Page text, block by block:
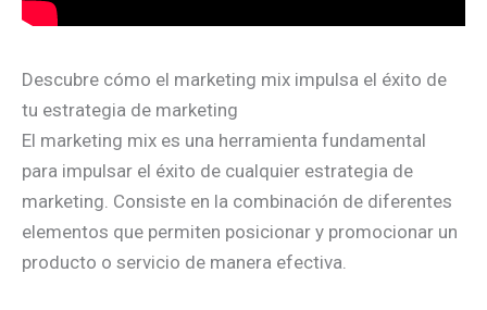
Descubre cómo el marketing mix impulsa el éxito de
tu estrategia de marketing
El marketing mix es una herramienta fundamental
para impulsar el éxito de cualquier estrategia de
marketing. Consiste en la combinación de diferentes
elementos que permiten posicionar y promocionar un
producto o servicio de manera efectiva.